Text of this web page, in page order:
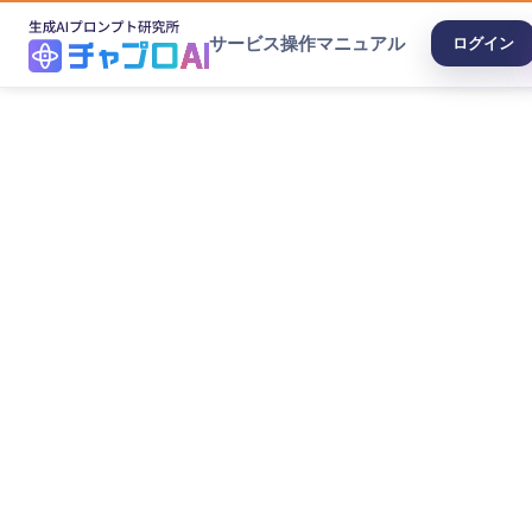
サービス操作マニュアル ログイン